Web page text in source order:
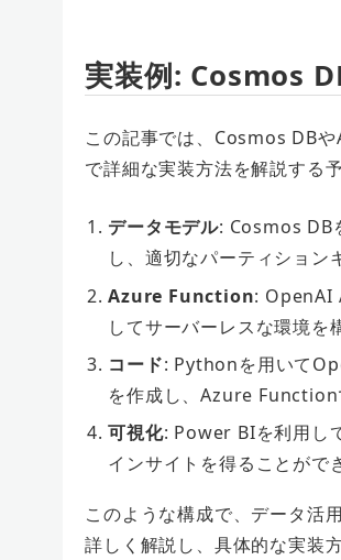
実装例: Cosmos
この記事では、Cosmos DB
で詳細な実装方法を解説する
データモデル: Cosmos DB
し、適切なパーティション
Azure Function: OpenAI
してサーバーレスな環境を
コード: Pythonを用いて
を作成し、Azure Function
可視化: Power BIを利用し
インサイトを得ることがで
このような構成で、データ活
詳しく解説し、具体的な実装